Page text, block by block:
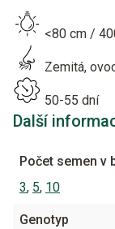
<80 cm /
Zemitá,
50-55 dní
Další
Počet semen v
3, 5, 10
Genotyp